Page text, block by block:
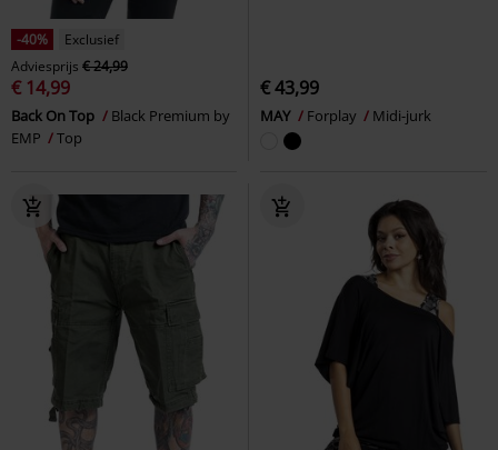
-40%
Exclusief
Adviesprijs € 24,99
€ 14,99
Back On Top
Black Premium by
EMP
Top
€ 43,99
MAY Forplay Midi-jurk